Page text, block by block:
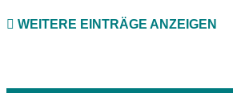
WEITERE EINTRÄGE ANZEIGEN